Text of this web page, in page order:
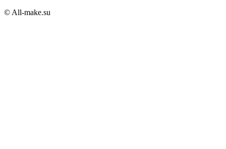
© All-make.su